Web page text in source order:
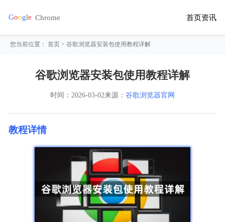
首页资讯
您当前位置：首页 > 谷歌浏览器安装包使用教程详解
谷歌浏览器安装包使用教程详解
时间： 2026-03-02来源： 谷歌浏览器官网
教程详情